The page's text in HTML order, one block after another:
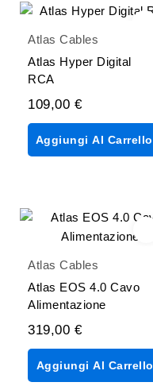
Atlas Cables
Atlas Hyper Digital
RCA
109,00 €
Aggiungi Al Carrello
Atlas Cables
Atlas EOS 4.0 Cavo
Alimentazione
319,00 €
Aggiungi Al Carrello